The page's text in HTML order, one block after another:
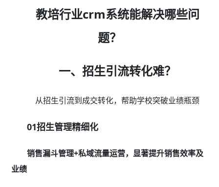
教培行业crm系统能解决哪些问
题？
一、招生引流转化难？
从招生引流到成交转化，帮助学校突破业绩瓶颈
01招生管理精细化
销售漏斗管理+私域流量运营，显著提升销售效率及
业绩